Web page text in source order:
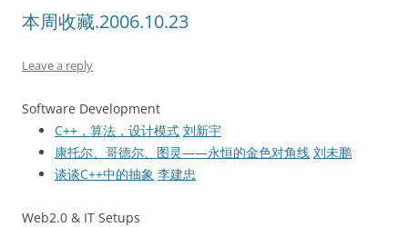
本周收藏.2006.10.23
Leave a reply
Software Development
C++，算法，设计模式 刘新宇
康托尔、哥德尔、图灵——永恒的金色对角线 刘未鹏
谈谈C++中的抽象 李建忠
Web2.0 & IT Setups